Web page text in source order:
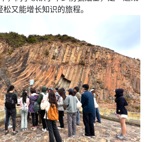
松又能增长知识的旅程。